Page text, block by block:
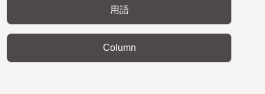
用語
Column